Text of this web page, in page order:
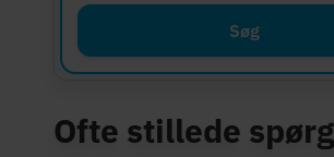
Søg
Ofte stillede